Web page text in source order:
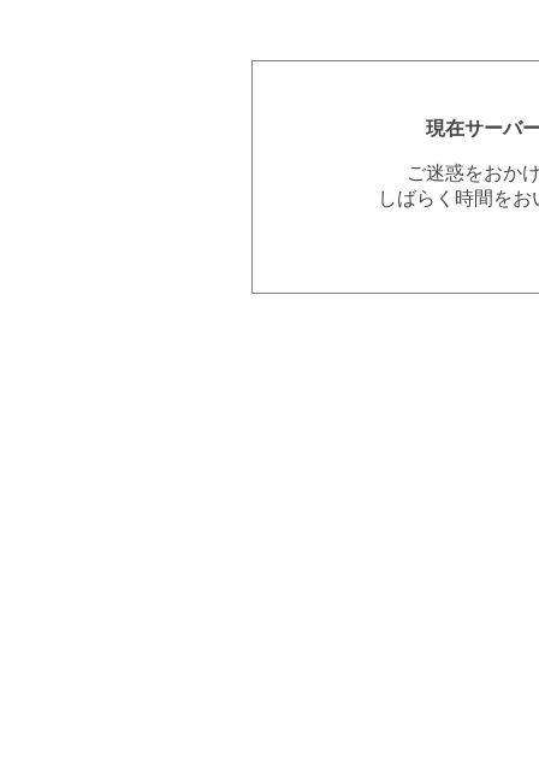
現在サーバ
ご迷惑をおか
しばらく時間を